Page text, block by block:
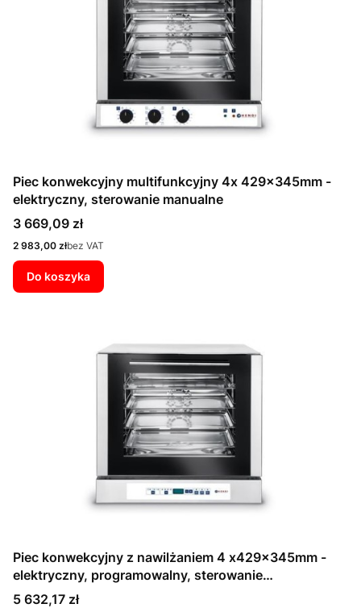
Piec konwekcyjny multifunkcyjny 4x 429x345mm -
elektryczny, sterowanie manualne
Cena
3 669,09 zł
Cena
2 983,00 złbez VAT
Do koszyka
Piec konwekcyjny z nawilżaniem 4 x429x345mm -
elektryczny, programowalny, sterowanie
elektroniczne
Cena
5 632,17 zł